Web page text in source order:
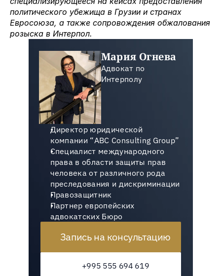
политического убежища в Грузии и странах
Евросоюза, а также сопровождения обжалования
розыска в Интерпол.
Мария Огнева
Адвокат по
Интерполу
Директор юридической
компании “ABC Сonsulting Group”
Специалист международного
права в области защиты прав
человека от различного рода
преследования и дискриминации
Правозащитник
Партнер европейских
адвокатских Бюро
Запись на консультацию
+995 555 694 619